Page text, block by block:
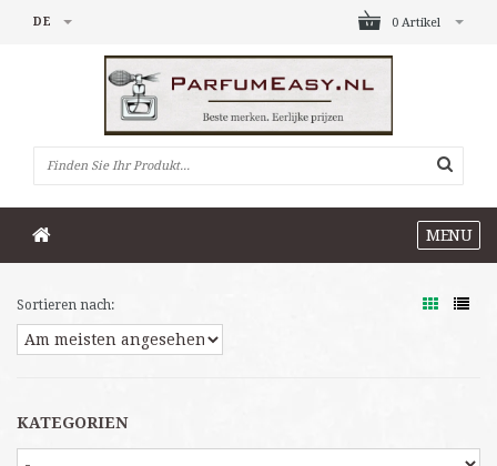
0 Artikel
DE
MENU
Sortieren nach:
KATEGORIEN